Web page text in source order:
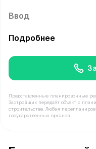
Ввод
Подробнее
Представленные планировочные
Застройщик передаёт объект с
строительстве. Любая
государственных органов.